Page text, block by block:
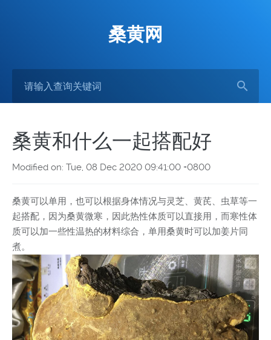
桑黄网
桑黄和什么一起搭配好
Modified on: Tue, 08 Dec 2020 09:41:00 +0800
桑黄可以单用，也可以根据身体情况与灵芝、黄芪、虫草等一
起搭配，因为桑黄微寒，因此热性体质可以直接用，而寒性体
质可以加一些性温热的材料综合，单用桑黄时可以加姜片同
煮。